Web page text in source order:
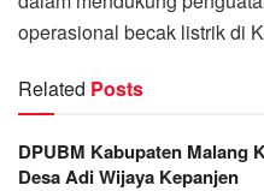
operasional becak listrik di
Related Posts
DPUBM Kabupaten Malang
Desa Adi Wijaya Kepanjen